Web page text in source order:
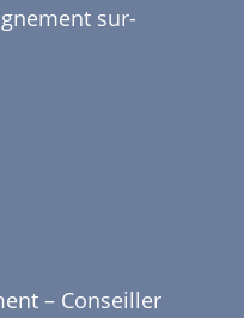
sur-
– Conseiller